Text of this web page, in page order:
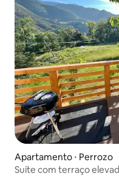
Apartamento ⋅ Perrozo
Suíte com terraço